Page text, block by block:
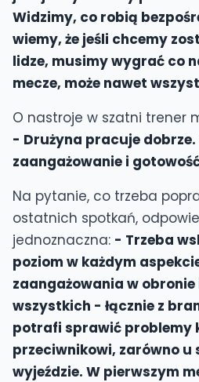
Widzimy, co robią
wiemy, że jeśli chcemy
lidze, musimy wygrać co
mecze, może nawet
O nastroje w szatni trener
- Drużyna pracuje
zaangażowanie i
Na pytanie, co trzeba
ostatnich spotkań,
jednoznaczna: - Trzeba
poziom w każdym
zaangażowania w
wszystkich - łącznie z
potrafi sprawić problemy
przeciwnikowi, zarówno u
wyjeździe. W pierwszym